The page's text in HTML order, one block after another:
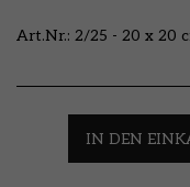
Art.Nr.: 2/25 - 20 x 20
IN DEN